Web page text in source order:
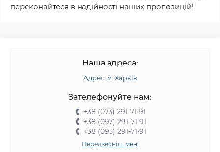
переконайтеся в надійності наших пропозицій!
Наша адреса:
Адрес: м. Харків
Зателефонуйте нам:
+38 (073) 291-71-91
+38 (097) 291-71-91
+38 (095) 291-71-91
Передзвоніть мені